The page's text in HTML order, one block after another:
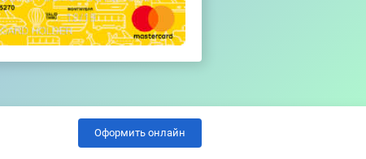
Оформить онлайн